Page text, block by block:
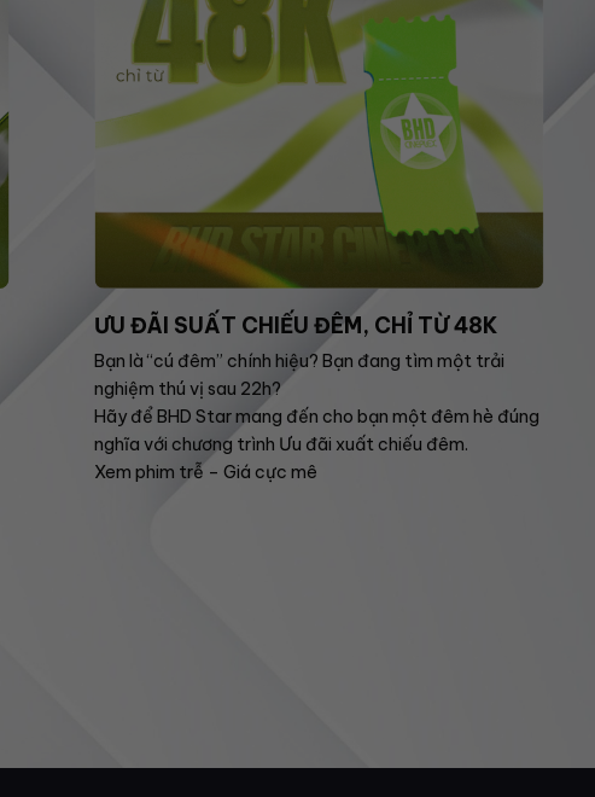
ƯU ĐÃI SUẤT CHIẾU ĐÊM, CHỈ TỪ 48K
Bạn là “cú đêm” chính hiệu? Bạn đang tìm một trải
nghiệm thú vị sau 22h?
Hãy để BHD Star mang đến cho bạn một đêm hè đúng
nghĩa với chương trình Ưu đãi xuất chiếu đêm.
Xem phim trễ – Giá cực mê